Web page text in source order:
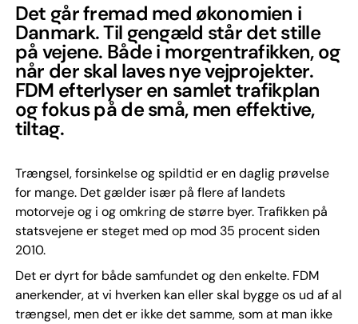
Det går fremad med økonomien i
Danmark. Til gengæld står det stille
på vejene. Både i morgentrafikken, og
når der skal laves nye vejprojekter.
FDM efterlyser en samlet trafikplan
og fokus på de små, men effektive,
tiltag.
Trængsel, forsinkelse og spildtid er en daglig prøvelse
for mange. Det gælder især på flere af landets
motorveje og i og omkring de større byer. Trafikken på
statsvejene er steget med op mod 35 procent siden
2010.
Det er dyrt for både samfundet og den enkelte. FDM
anerkender, at vi hverken kan eller skal bygge os ud af al
trængsel, men det er ikke det samme, som at man ikke